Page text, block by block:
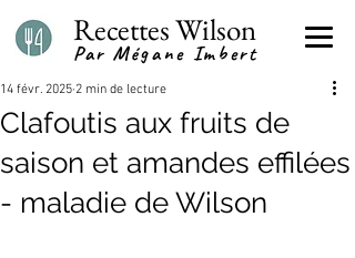
Par Mégane Imbert
Recettes Wilson
Clafoutis aux fruits de
saison et amandes effilées
- maladie de Wilson
14 févr. 2025 2 min de lecture